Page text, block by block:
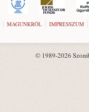
MAGUNKRÓL IMPRESSZUM
© 1989-2026